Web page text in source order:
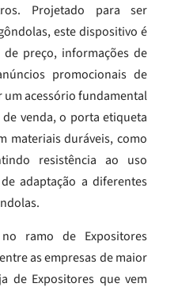
Projetado para ser
este dispositivo é
preço, informações de
promocionais de
um acessório fundamental
venda, o porta etiqueta
materiais duráveis, como
resistência ao uso
adaptação a diferentes
ramo de Expositores
as empresas de maior
de Expositores que vem